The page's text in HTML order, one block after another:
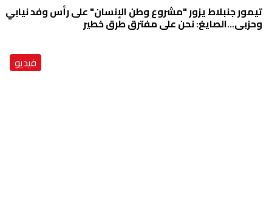
تيمور جنبلاط يزور "مشروع وطن الإنسان" على رأس وفد نيابي
وحزبي...الصايغ: نحن على مفترق طرق خطير
فيديو